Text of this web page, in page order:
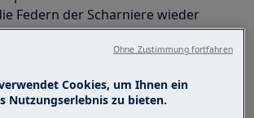
Federn der Scharniere wieder
kann nicht manuell
sie eine geeignete Türfront.
der Einbaugeschirrspüler erst vor
Cookies, um Ihnen ein
Nutzungserlebnis zu bieten.
Ohne Zustimmung fortfahren